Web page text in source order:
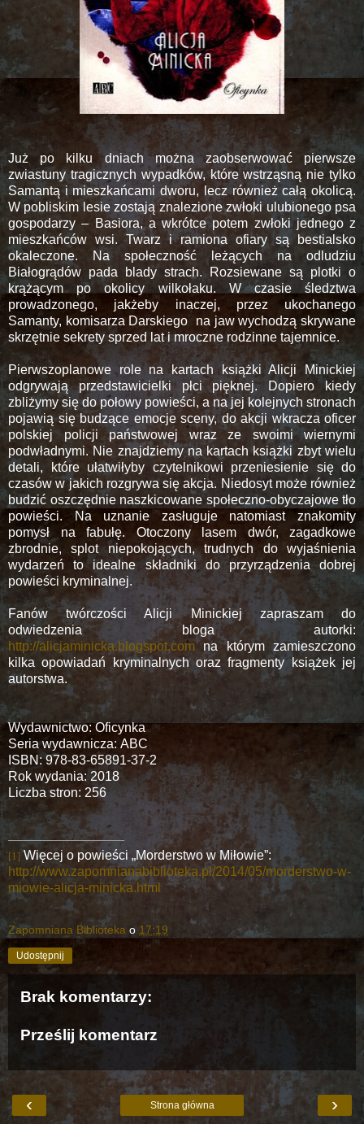
Już po kilku dniach można zaobserwować pierwsze
zwiastuny tragicznych wypadków, które wstrząsną nie tylko
Samantą i mieszkańcami dworu, lecz również całą okolicą.
W pobliskim lesie zostają znalezione zwłoki ulubionego psa
gospodarzy – Basiora, a wkrótce potem zwłoki jednego z
mieszkańców wsi. Twarz i ramiona ofiary są bestialsko
okaleczone. Na społeczność leżących na odludziu
Białogrądów pada blady strach. Rozsiewane są plotki o
krążącym po okolicy wilkołaku. W czasie śledztwa
prowadzonego, jakżeby inaczej, przez ukochanego
Samanty, komisarza Darskiego
na jaw wychodzą skrywane
skrzętnie sekrety sprzed lat i mroczne rodzinne tajemnice.
Pierwszoplanowe role na kartach książki Alicji Minickiej
odgrywają przedstawicielki płci pięknej. Dopiero kiedy
zbliżymy się do połowy powieści, a na jej kolejnych stronach
pojawią się budzące emocje sceny, do akcji wkracza oficer
polskiej policji państwowej wraz ze swoimi wiernymi
podwładnymi. Nie znajdziemy na kartach książki zbyt wielu
detali, które ułatwiłyby czytelnikowi przeniesienie się do
czasów w jakich rozgrywa się akcja. Niedosyt może również
budzić oszczędnie naszkicowane społeczno-obyczajowe tło
powieści. Na uznanie zasługuje natomiast znakomity
pomysł na fabułę. Otoczony lasem dwór, zagadkowe
zbrodnie, splot niepokojących, trudnych do wyjaśnienia
wydarzeń to idealne składniki do przyrządzenia dobrej
powieści kryminalnej.
Fanów twórczości Alicji Minickiej zapraszam do
odwiedzenia bloga autorki:
http://alicjaminicka.blogspot.comna którym zamieszczono
kilka opowiadań kryminalnych oraz fragmenty książek jej
autorstwa.
Wydawnictwo: Oficynka
Seria wydawnicza: ABC
ISBN: 978-83-65891-37-2
Rok wydania: 2018
Liczba stron: 256
[1] Więcej o powieści „Morderstwo w Miłowie”:
http://www.zapomnianabiblioteka.pl/2014/05/morderstwo-w-
miowie-alicja-minicka.html
Zapomniana Biblioteka o 17:19
Udostępnij
Brak komentarzy:
Prześlij komentarz
‹ ›
Strona główna